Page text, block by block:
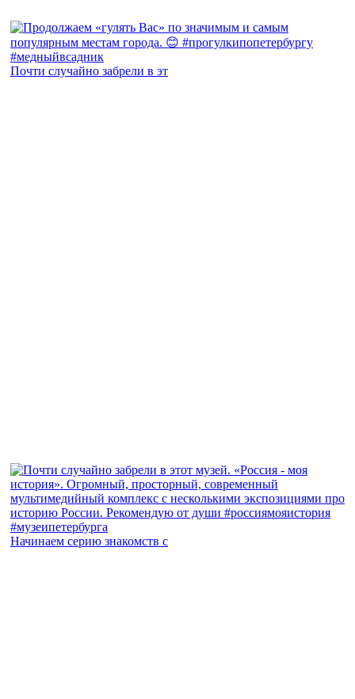
Почти случайно забрели в эт
Начинаем серию знакомств с